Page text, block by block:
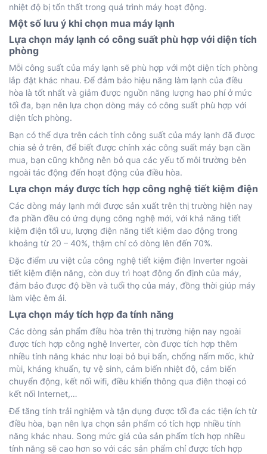
nhiệt độ bị tổn thất trong quá trình máy hoạt động.
Một số lưu ý khi chọn mua máy lạnh
Lựa chọn máy lạnh có công suất phù hợp với diện tích
phòng
Mỗi công suất của máy lạnh sẽ phù hợp với một diện tích phòng
lắp đặt khác nhau. Để đảm bảo hiệu năng làm lạnh của điều
hòa là tốt nhất và giảm được nguồn năng lượng hao phí ở mức
tối đa, bạn nên lựa chọn dòng máy có công suất phù hợp với
diện tích phòng.
Bạn có thể dựa trên cách tính công suất của máy lạnh đã được
chia sẻ ở trên, để biết được chính xác công suất máy bạn cần
mua, bạn cũng không nên bỏ qua các yếu tố môi trường bên
ngoài tác động đến hoạt động của điều hòa.
Lựa chọn máy được tích hợp công nghệ tiết kiệm điện
Các dòng máy lạnh mới được sản xuất trên thị trường hiện nay
đa phần đều có ứng dụng công nghệ mới, với khả năng tiết
kiệm điện tối ưu, lượng điện năng tiết kiệm dao động trong
khoảng từ 20 – 40%, thậm chí có dòng lên đến 70%.
Đặc điểm ưu việt của công nghệ tiết kiệm điện Inverter ngoài
tiết kiệm điện năng, còn duy trì hoạt động ổn định của máy,
đảm bảo được độ bền và tuổi thọ của máy, đồng thời giúp máy
làm việc êm ái.
Lựa chọn máy tích hợp đa tính năng
Các dòng sản phẩm điều hòa trên thị trường hiện nay ngoài
được tích hợp công nghệ Inverter, còn được tích hợp thêm
nhiều tính năng khác như loại bỏ bụi bẩn, chống nấm mốc, khử
mùi, kháng khuẩn, tự vệ sinh, cảm biến nhiệt độ, cảm biến
chuyển động, kết nối wifi, điều khiển thông qua điện thoại có
kết nối Internet,…
Để tăng tính trải nghiệm và tận dụng được tối đa các tiện ích từ
điều hòa, bạn nên lựa chọn sản phẩm có tích hợp nhiều tính
năng khác nhau. Song mức giá của sản phẩm tích hợp nhiều
tính năng sẽ cao hơn so với các sản phẩm chỉ được tích hợp